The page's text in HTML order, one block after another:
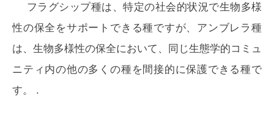
フラグシップ種は、特定の社会的状況で生物多様
性の保全をサポートできる種ですが、アンブレラ種
は、生物多様性の保全において、同じ生態学的コミュ
ニティ内の他の多くの種を間接的に保護できる種で
す。 .